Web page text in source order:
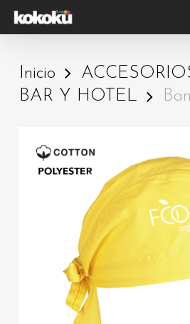
Skip
to
content
Inicio
BAR Y HOTEL